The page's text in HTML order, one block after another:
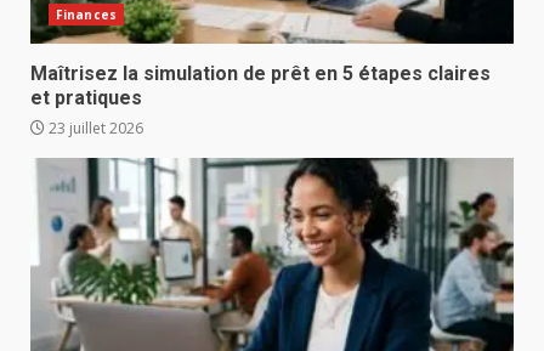
Finances
Maîtrisez la simulation de prêt en 5 étapes claires
et pratiques
23 juillet 2026